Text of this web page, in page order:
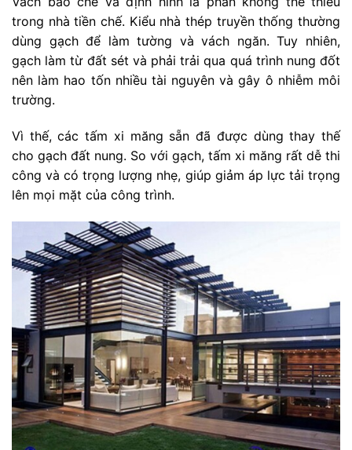
trong nhà tiền chế. Kiểu nhà thép truyền thống thường
dùng gạch để làm tường và vách ngăn. Tuy nhiên,
gạch làm từ đất sét và phải trải qua quá trình nung đốt
nên làm hao tốn nhiều tài nguyên và gây ô nhiễm môi
trường.
Vì thế, các tấm xi măng sẵn đã được dùng thay thế
cho gạch đất nung. So với gạch, tấm xi măng rất dễ thi
công và có trọng lượng nhẹ, giúp giảm áp lực tải trọng
lên mọi mặt của công trình.